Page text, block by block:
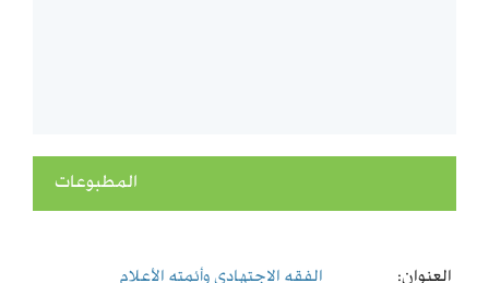
المطبوعات
العنوان: الفقه الاجتهادي وأئمته الأعلام